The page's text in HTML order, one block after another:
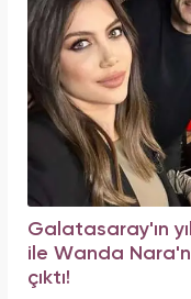
Galatasaray'ın
ile Wanda
çıktı!